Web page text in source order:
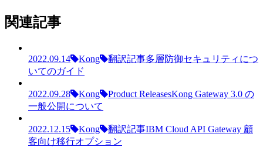
関連記事
2022.09.14 Kong 翻訳記事多層防御セキュリティにつ
いてのガイド
2022.09.28 Kong Product ReleasesKong Gateway 3.0 の
一般公開について
2022.12.15 Kong 翻訳記事IBM Cloud API Gateway 顧
客向け移行オプション